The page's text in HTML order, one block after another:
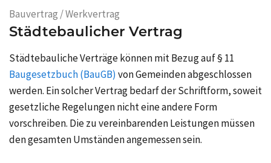
Bauvertrag / Werkvertrag
Städtebaulicher Vertrag
Städtebauliche Verträge können mit Bezug auf § 11
Baugesetzbuch (BauGB) von Gemeinden abgeschlossen
werden. Ein solcher Vertrag bedarf der Schriftform, soweit
gesetzliche Regelungen nicht eine andere Form
vorschreiben. Die zu vereinbarenden Leistungen müssen
den gesamten Umständen angemessen sein.